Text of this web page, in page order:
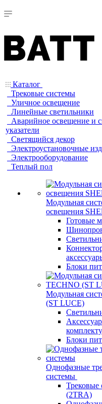
Каталог
Трековые системы
Уличное освещение
Линейные светильники
Аварийное освещение и
указатели
Светящийся декор
Электроустановочные
Электрооборудование
Теплый пол
Модульная
освещения
Готовые
Блоки
Модульная
(ST LUCE)
Блоки
Однофазные
системы
Трековые
(2TRA)